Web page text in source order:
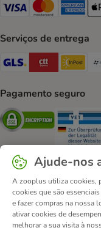
Visa Payment Method
MastercardAmerican
Serviços de entrega
GLS Shipping
Pagamento seguro
Security
Contactos Custos de
Condições gerais de
Métodos de pagamento
Ajude-nos
A zooplus utiliza cookies,
cookies que são
e fazer compras na nossa
ativar cookies de
melhorar a sua visita à